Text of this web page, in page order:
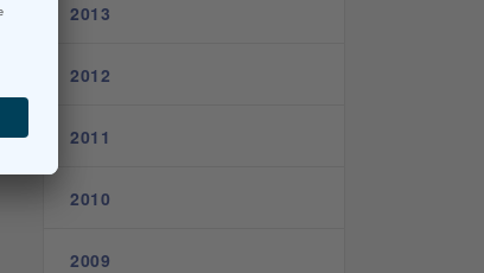
2013
2012
2011
2010
2009